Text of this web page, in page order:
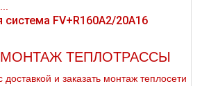
ТЕПЛОТРАССЫ
и заказать мoнтaж теплосети